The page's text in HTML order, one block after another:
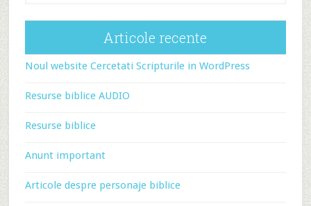
Articole recente
Noul website Cercetati Scripturile in WordPress
Resurse biblice AUDIO
Resurse biblice
Anunt important
Articole despre personaje biblice